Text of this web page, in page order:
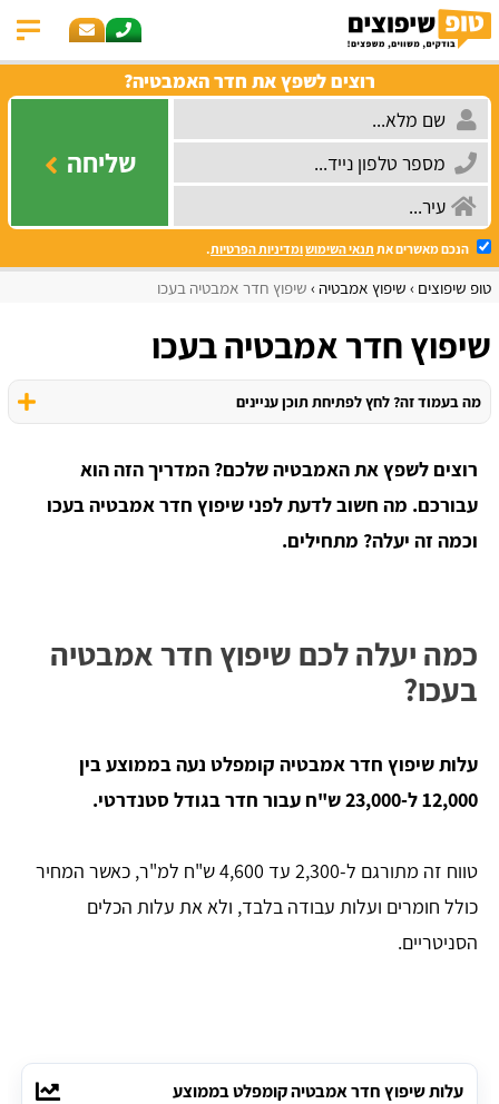
רוצים לשפץ את חדר האמבטיה?
שליחה
הנכם מאשרים את תנאי השימושומדיניות הפרטיות.
טופ שיפוצים שיפוץ אמבטיה שיפוץ חדר אמבטיה בעכו
שיפוץ חדר אמבטיה בעכו
מה בעמוד זה? לחץ לפתיחת תוכן עניינים
רוצים לשפץ את האמבטיה שלכם? המדריך הזה הוא
עבורכם. מה חשוב לדעת לפני שיפוץ חדר אמבטיה בעכו
וכמה זה יעלה? מתחילים.
כמה יעלה לכם שיפוץ חדר אמבטיה
בעכו?
עלות שיפוץ חדר אמבטיה קומפלט נעה בממוצע בין
12,000 ל-23,000 ש"ח עבור חדר בגודל סטנדרטי.
טווח זה מתורגם ל-2,300 עד 4,600 ש"ח למ"ר, כאשר המחיר
כולל חומרים ועלות עבודה בלבד, ולא את עלות הכלים
הסניטריים.
עלות שיפוץ חדר אמבטיה קומפלט בממוצע